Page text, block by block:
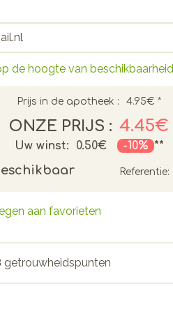
Prijs in de apotheek : 4.95€ *
ONZE PRIJS : 4.45€
Uw winst: 0.50€ -10% **
Referentie:
de hoogte van beschikbaarheid
aan favorieten
getrouwheidspunten